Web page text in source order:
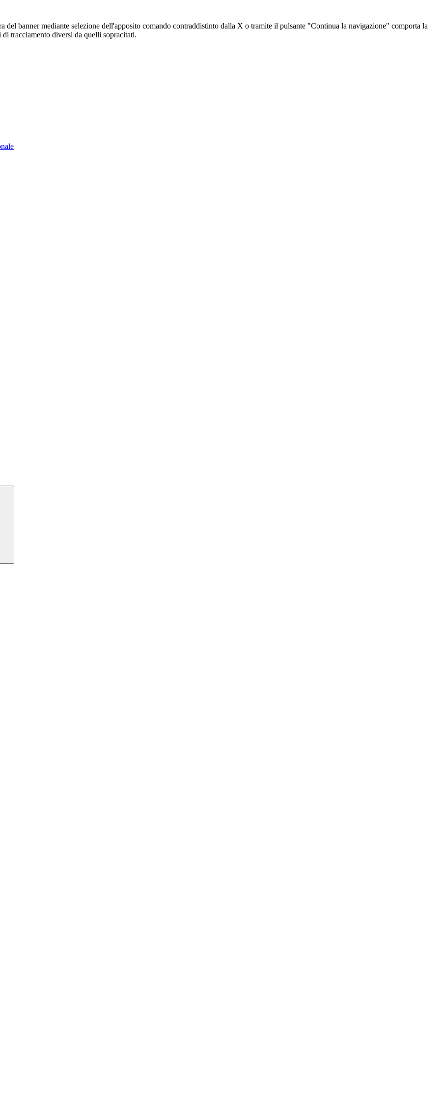
banner mediante selezione dell'apposito comando contraddistinto dalla X o tramite il pulsante "Continua la navigazione" comporta la
tracciamento diversi da quelli sopracitati.